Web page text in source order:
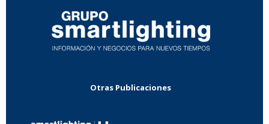
Otras Publicaciones